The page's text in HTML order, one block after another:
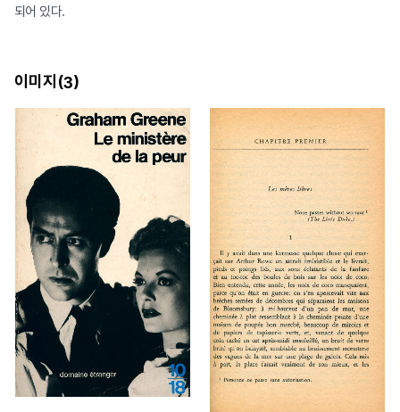
되어 있다.
이미지(3)